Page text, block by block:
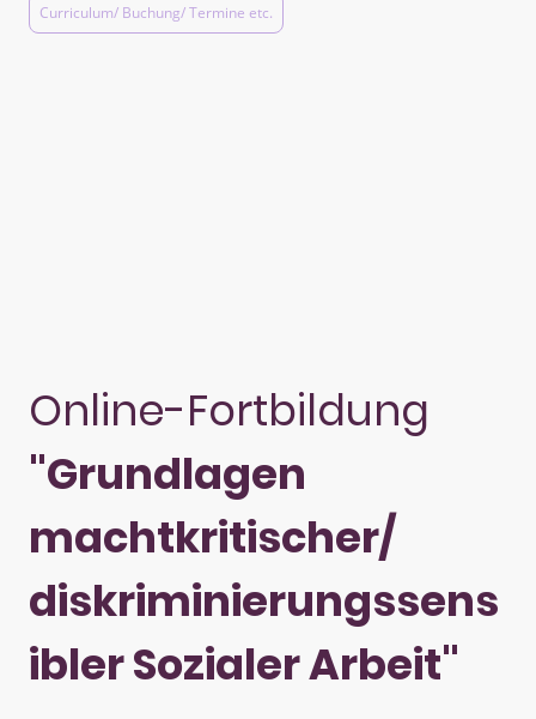
Curriculum/ Buchung/ Termine etc.
Online-Fortbildung
"Grundlagen
machtkritischer/
diskriminierungssens
ibler Sozialer Arbeit"